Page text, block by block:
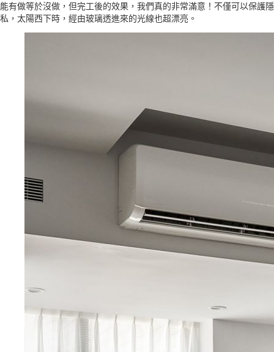
能有做等於沒做，但完工後的效果，我們真的非常滿意！不僅可以保護隱
私，太陽西下時，經由玻璃透進來的光線也超漂亮。